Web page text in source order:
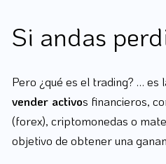
Si andas
Pero ¿qué es el trading? … es
vender activos financieros,
(forex), criptomonedas o
objetivo de obtener una